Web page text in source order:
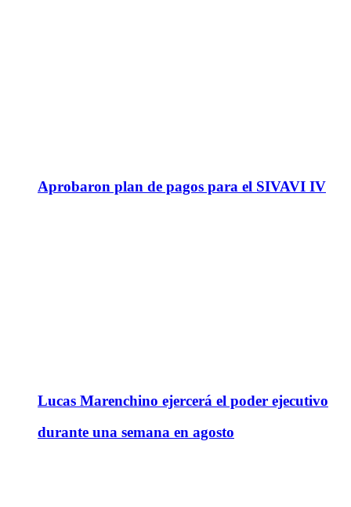
Aprobaron plan de pagos para el SIVAVI IV
Lucas Marenchino ejercerá el poder ejecutivo
durante una semana en agosto